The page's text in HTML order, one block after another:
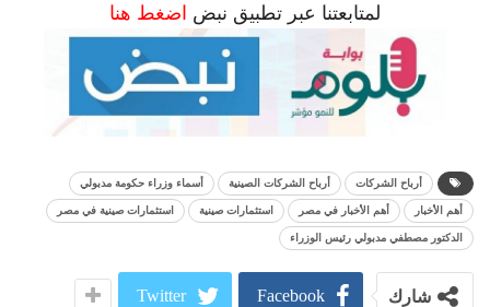
لمتابعتنا عبر تطبيق نبض اضغط هنا
أرباح الشركات أرباح الشركات الصينية أسماء وزراء حكومة مدبولي
أهم الأخبار أهم الأخبار في مصر استثمارات صينية استثمارات صينية في مصر
الدكتور مصطفي مدبولي رئيس الوزراء
شارك Facebook
Twitter